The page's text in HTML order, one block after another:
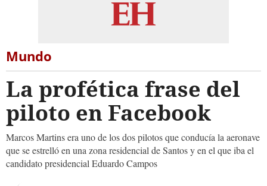
Mundo
La profética frase del
piloto en Facebook
Marcos Martins era uno de los dos pilotos que conducía la aeronave
que se estrelló en una zona residencial de Santos y en el que iba el
candidato presidencial Eduardo Campos